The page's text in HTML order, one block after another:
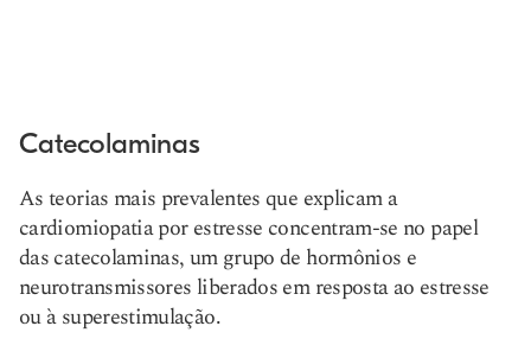
Catecolaminas
As teorias mais prevalentes que explicam a
cardiomiopatia por estresse concentram-se no papel
das catecolaminas, um grupo de hormônios e
neurotransmissores liberados em resposta ao estresse
ou à superestimulação.